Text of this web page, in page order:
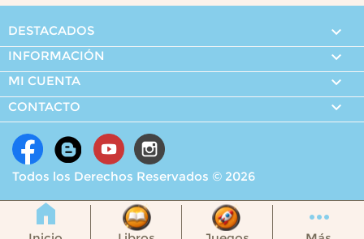
DESTACADOS 
INFORMACIÓN 
MI CUENTA 
CONTACTO 
Todos los Derechos Reservados © 2026